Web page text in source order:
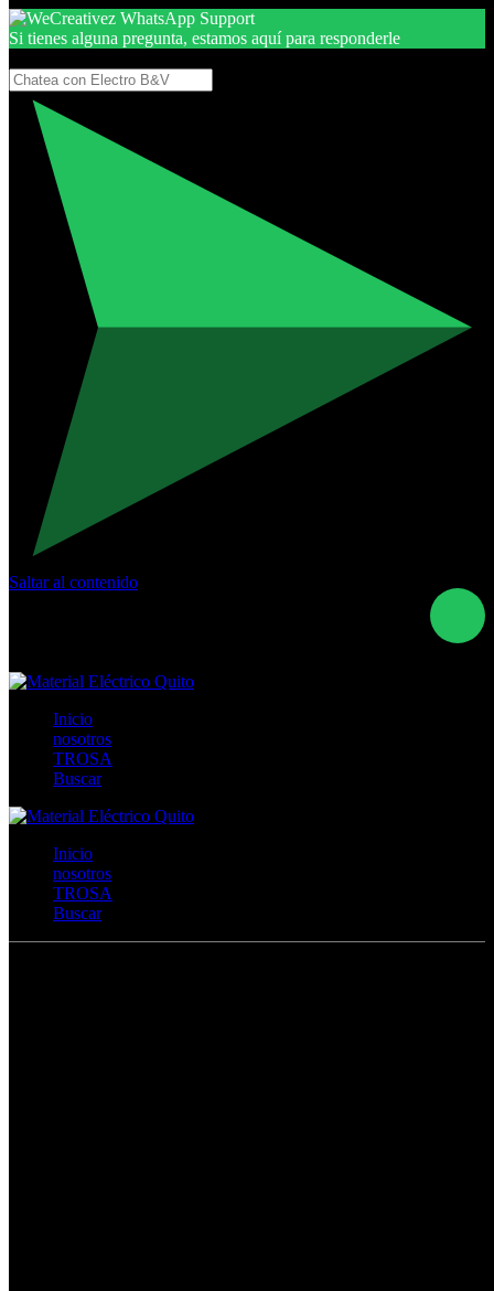
Si tienes alguna pregunta, estamos aquí para responderle
Saltar al contenido
Inicio
nosotros
TROSA
Buscar
Inicio
nosotros
TROSA
Buscar